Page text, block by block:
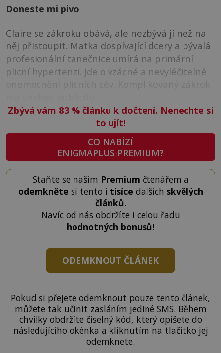
Doneste mi pivo
Claire se zákroku obává, ale nezbývá jí než na
něj přistoupit. Matka dospívající dcery a bývalá
profesionální tanečnice umírá na primární
plicní hypertenzi. Jde o vzácné a nevyléčitelné
onemocnění plicních cév. Komplikovaný zákrok
Zbývá vám 83 %článku k dočtení. Nenechte si
to ujít!
CO NABÍZÍ
ENIGMAPLUS PREMIUM?
Staňte se naším Premium čtenářem a
odemkněte si tento i tisíce dalších skvělých
článků.
Navíc od nás obdržíte i celou řadu
hodnotných bonusů!
ODEMKNOUT ČLÁNEK
Pokud si přejete odemknout pouze tento článek,
můžete tak učinit zasláním jediné SMS. Během
chvilky obdržíte číselný kód, který opíšete do
následujícího okénka a kliknutím na tlačítko jej
odemknete.